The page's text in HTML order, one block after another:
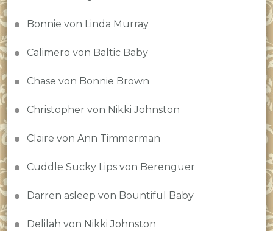
Bonnie von Linda Murray
Calimero von Baltic Baby
Chase von Bonnie Brown
Christopher von Nikki Johnston
Claire von Ann Timmerman
Cuddle Sucky Lips von Berenguer
Darren asleep von Bountiful Baby
Delilah von Nikki Johnston